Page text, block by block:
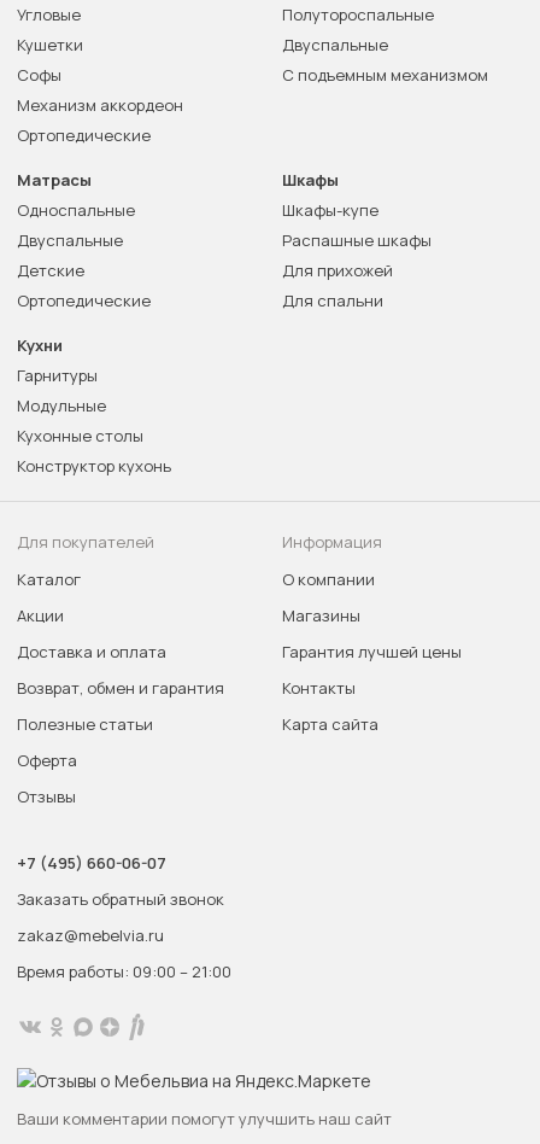
Угловые
Кушетки
Софы
Механизм аккордеон
Ортопедические
Полутороспальные
Двуспальные
С подъемным механизмом
Матрасы
Односпальные
Двуспальные
Детские
Ортопедические
Шкафы
Шкафы-купе
Распашные шкафы
Для прихожей
Для спальни
Кухни
Гарнитуры
Модульные
Кухонные столы
Конструктор кухонь
Для покупателей
Каталог
Акции
Доставка и оплата
Возврат, обмен и гарантия
Полезные статьи
Оферта
Отзывы
Информация
О компании
Магазины
Гарантия лучшей цены
Контакты
Карта сайта
+7 (495) 660-06-07
Заказать обратный звонок
zakaz@mebelvia.ru
Время работы: 09:00 – 21:00
Ваши комментарии помогут улучшить наш сайт